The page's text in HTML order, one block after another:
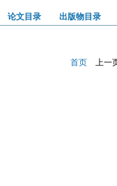
论文目录 出版物目录
首页 上一